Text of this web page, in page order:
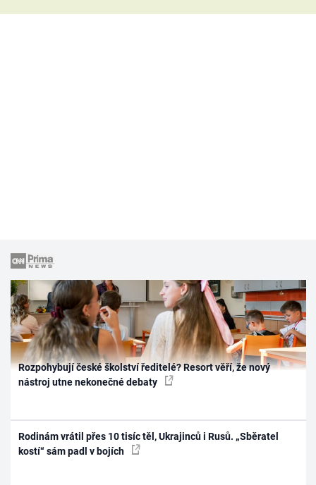
Rozpohybují české školství ředitelé? Resort věří, že nový
nástroj utne nekonečné debaty
Rodinám vrátil přes 10 tisíc těl, Ukrajinců i Rusů. „Sběratel
kostí“ sám padl v bojích